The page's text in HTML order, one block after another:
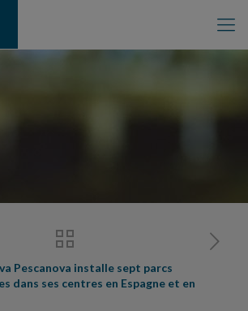
Pescanova installe sept parcs
dans ses centres en Espagne et en